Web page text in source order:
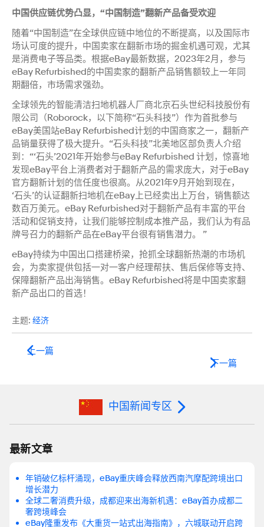
中国供应链优势凸显，“中国制造”翻新产品备受欢迎
随着“中国制造”在全球供应链中地位的不断提高，以及国际市
场认可度的提升，中国卖家在翻新市场的掘金机遇可观，尤其
是消费电子等品类。根据eBay最新数据，2023年2月，参与
eBay Refurbished的中国卖家的翻新产品销售额较上一年同
期翻倍，市场需求强劲。
全球领先的智能清洁扫地机器人厂商北京石头世纪科技股份有
限公司（Roborock，以下简称“石头科技”）作为首批参与
eBay美国站eBay Refurbished计划的中国商家之一，翻新产
品销量获得了极大提升。“石头科技”北美地区部负责人介绍
到：“‘石头’2021年开始参与eBay Refurbished 计划，惊喜地
发现eBay平台上消费者对于翻新产品的需求庞大，对于eBay
官方翻新计划的信任度也很高。从2021年9月开始到现在，
‘石头’的认证翻新扫地机在eBay上已经卖出上万台，销售额达
数百万美元。eBay Refurbished对于翻新产品有丰富的平台
活动和促销支持，让我们能够控制成本推产品，我们认为有品
牌号召力的翻新产品在eBay平台很有销售潜力。 ”
eBay持续为中国出口搭建桥梁，抢抓全球翻新热潮的市场机
会，为卖家提供包括一对一客户经理帮扶、售后保修等支持、
保障翻新产品出海销售。eBay Refurbished将是中国卖家翻
新产品出口的首选！
主题: 经济
上一篇
下一篇
中国新闻专区
最新文章
年销破亿标杆涌现，eBay重庆峰会释放西南汽摩配跨境出口
增长潜力
全球二奢消费升级，成都迎来出海新机遇：eBay首办成都二
奢跨境峰会
eBay隆重发布《大重货一站式出海指南》，六城联动开启跨